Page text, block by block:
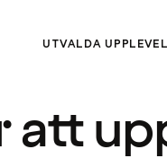
UTVALDA
att